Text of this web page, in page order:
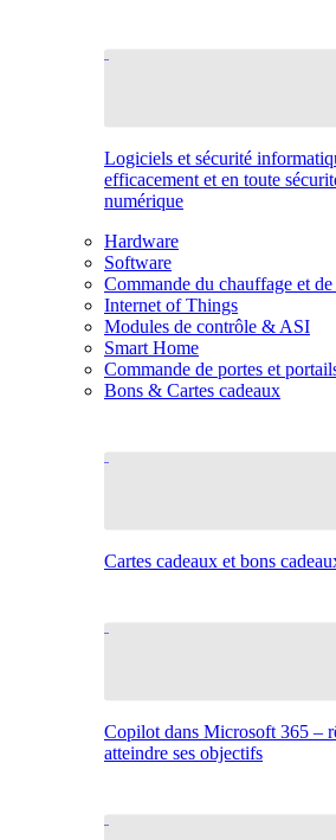
Logiciels et sécurité
efficacement et en toute
numérique
Hardware
Software
Commande du chauffage et
Internet of Things
Modules de contrôle & ASI
Smart Home
Commande de portes et
Bons & Cartes cadeaux
Cartes cadeaux et bons
Copilot dans Microsoft 365 –
atteindre ses objectifs